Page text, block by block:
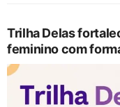
Trilha Delas
feminino com